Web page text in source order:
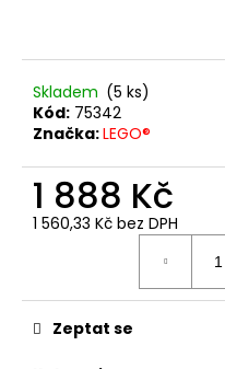
Skladem (5 ks)
Kód: 75342
Značka:LEGO®
1 888 Kč
1 560,33 Kč bez DPH
Zeptat se
m
e
LEGO®
TECHNIC
42184
HYPERAUTO
KOENIGSEGG
1
988
Kč